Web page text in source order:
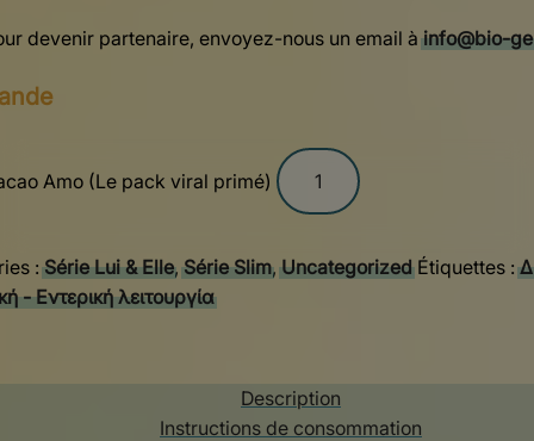
devenir partenaire, envoyez-nous un email àinfo@bio-
Amo (Le pack viral primé)
:Série Lui & Elle,Série Slim,Uncategorized Étiquettes :
- Εντερική λειτουργία
Description
Instructions de consommation